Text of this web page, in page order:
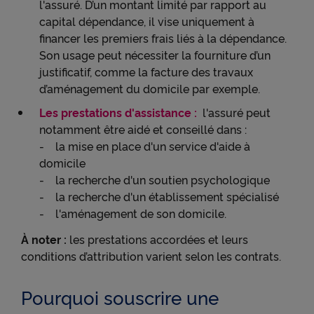
l'assuré. D’un montant limité par rapport au
capital dépendance, il vise uniquement à
financer les premiers frais liés à la dépendance.
Son usage peut nécessiter la fourniture d’un
justificatif, comme la facture des travaux
d’aménagement du domicile par exemple.
Les prestations d'assistance : l'assuré peut
notamment être aidé et conseillé dans :
- la mise en place d'un service d'aide à
domicile
- la recherche d'un soutien psychologique
- la recherche d'un établissement spécialisé
- l'aménagement de son domicile.
À noter : les prestations accordées et leurs
conditions d’attribution varient selon les contrats.
Pourquoi souscrire une
● permettre de lire les messages de X (tweets) sur
cnp.fr. X mesure l'interaction des utilisateurs avec
ces tweets et collecte des données qu'il peut
exploiter à des fins de publicité ciblée.
Pour obtenir plus d'information sur les cookies, vous
pouvez consulter notreCharte relative aux cookies
En cliquant sur « Continuer sans accepter » vous
indiquez votre refus et seuls les cookies nécessaires
au bon fonctionnement du Site et/ou à vous
apporter un confort de navigation seront déposés.